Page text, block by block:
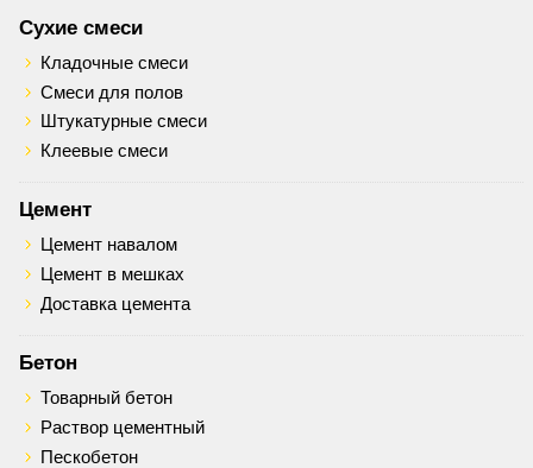
Сухие смеси
Кладочные смеси
Смеси для полов
Штукатурные смеси
Клеевые смеси
Цемент
Цемент навалом
Цемент в мешках
Доставка цемента
Бетон
Товарный бетон
Раствор цементный
Пескобетон